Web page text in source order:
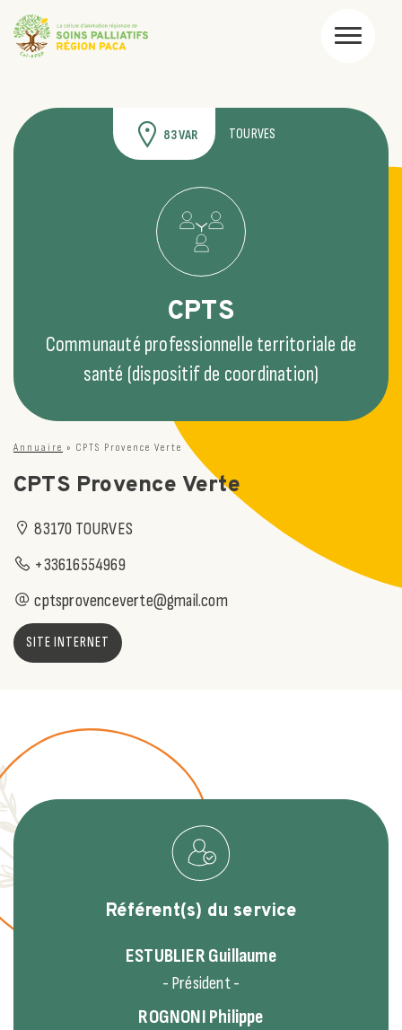
83 VAR TOURVES
CPTS
Communauté professionnelle territoriale de
santé (dispositif de coordination)
Annuaire » CPTS Provence Verte
CPTS Provence Verte
83170 TOURVES
+33616554969
cptsprovenceverte@gmail.com
SITE INTERNET
Référent(s) du service
ESTUBLIERGuillaume
- Président -
ROGNONIPhilippe